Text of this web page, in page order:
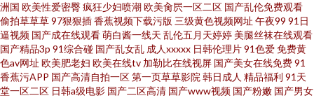
洲国 欧美性爱密臀疯狂少妇喷潮 欧美肏屄一区二区 国产乱伦免费观看
偷拍草草草97狠狠插香蕉视频下载污版 三级黄色视频网址 午夜99 91日
逼视频 国产成在线观看萌白酱一线天 乱伦五月天婷婷 美腿丝袜在线观看
国产精品3p 91综合碰 国产乱女乱 成人xxxxx 日韩伦理片91色爱免费黄
色av网址 欧美肥老妇 欧美在线tv 加勒比在线视屏 国产美女在线免费91
香蕉污APP 国产高清自拍一区第一页草草影院韩日成人 精品福利 91天
堂一区二区 日韩a级电影 国产二区高清 国产www视频 国产粉嫩 国产男女